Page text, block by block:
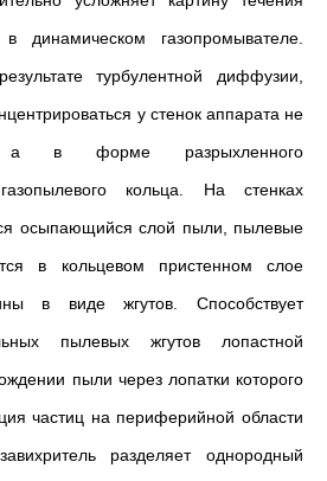
в динамическом газопромывателе.
турбулентной диффузии,
у стенок аппарата не
в форме разрыхленного
газопылевого кольца. На стенках
осыпающийся слой пыли, пылевые
в кольцевом пристенном слое
в виде жгутов. Способствует
пылевых жгутов лопастной
пыли через лопатки которого
частиц на периферийной области
разделяет однородный